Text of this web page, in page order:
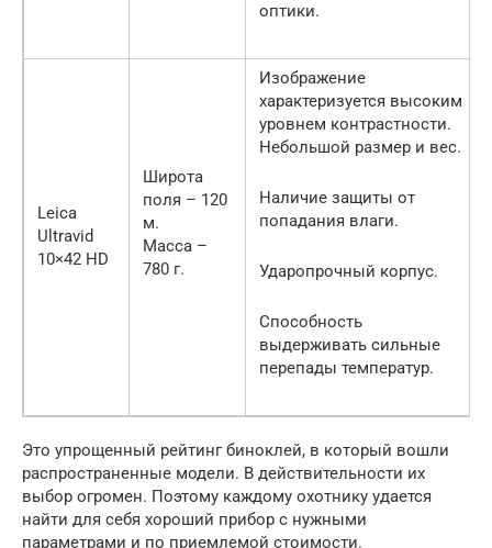
оптики.
Leica
Ultravid
10×42 HD
Широта
поля – 120
м.
Масса –
780 г.
Изображение
характеризуется высоким
уровнем контрастности.
Небольшой размер и вес.
Наличие защиты от
попадания влаги.
Ударопрочный корпус.
Способность
выдерживать сильные
перепады температур.
Это упрощенный рейтинг биноклей, в который вошли
распространенные модели. В действительности их
выбор огромен. Поэтому каждому охотнику удается
найти для себя хороший прибор с нужными
параметрами и по приемлемой стоимости.